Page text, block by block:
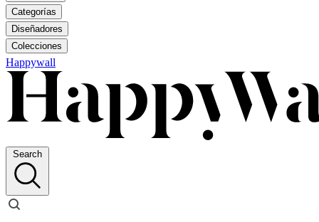
Categorías
Diseñadores
Colecciones
Happywall
Search